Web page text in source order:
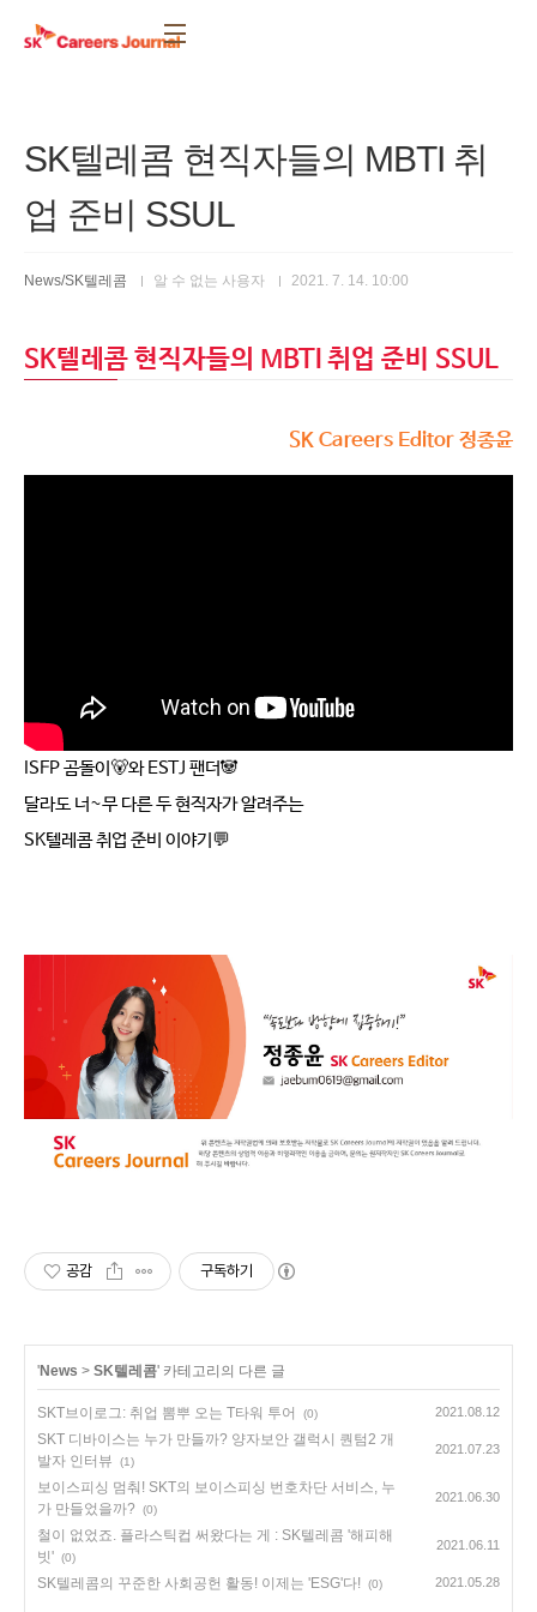
SK텔레콤 현직자들의 MBTI 취
업 준비 SSUL
News/SK텔레콤 알 수 없는 사용자 2021. 7. 14. 10:00
SK텔레콤 현직자들의 MBTI 취업 준비 SSUL
SK Careers Editor 정종윤
ISFP 곰돌이🐻와 ESTJ 팬더🐼
달라도 너~무 다른 두 현직자가 알려주는
SK텔레콤 취업 준비 이야기💬
공감 구독하기
'News > SK텔레콤' 카테고리의 다른 글
SKT브이로그: 취업 뽐뿌 오는 T타워 투어 (0) 2021.08.12
SKT 디바이스는 누가 만들까? 양자보안 갤럭시 퀀텀2 개
발자 인터뷰
(1)
2021.07.23
보이스피싱 멈춰! SKT의 보이스피싱 번호차단 서비스, 누
가 만들었을까?
(0)
2021.06.30
철이 없었죠. 플라스틱컵 써왔다는 게 : SK텔레콤 '해피해
빗' (0)
2021.06.11
SK텔레콤의 꾸준한 사회공헌 활동! 이제는 'ESG'다! (0) 2021.05.28